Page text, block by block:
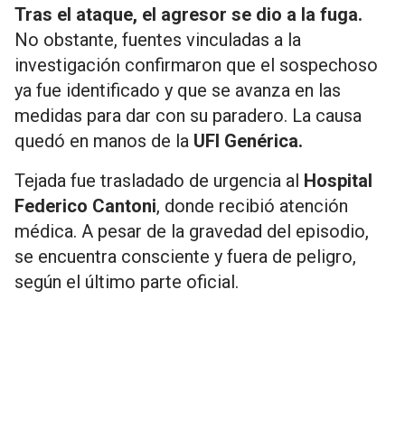
Tras el ataque, el agresor se dio a la fuga.
No obstante, fuentes vinculadas a la
investigación confirmaron que el sospechoso
ya fue identificado y que se avanza en las
medidas para dar con su paradero. La causa
quedó en manos de la UFI Genérica.
Tejada fue trasladado de urgencia al Hospital
Federico Cantoni, donde recibió atención
médica. A pesar de la gravedad del episodio,
se encuentra consciente y fuera de peligro,
según el último parte oficial.